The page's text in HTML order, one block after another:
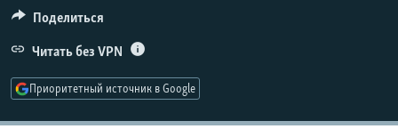
Поделиться
Читать без VPN
Приоритетный источник в Google